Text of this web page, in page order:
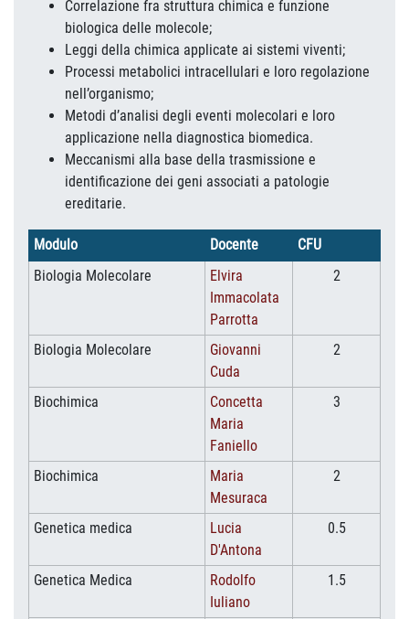
Correlazione fra struttura chimica e funzione
biologica delle molecole;
Leggi della chimica applicate ai sistemi viventi;
Processi metabolici intracellulari e loro regolazione
nell’organismo;
Metodi d’analisi degli eventi molecolari e loro
applicazione nella diagnostica biomedica.
Meccanismi alla base della trasmissione e
identificazione dei geni associati a patologie
ereditarie.
Modulo Docente
CFU
Biologia Molecolare
Elvira
Immacolata
Parrotta
2
Biologia Molecolare
Giovanni
Cuda
2
Biochimica
Concetta
Maria
Faniello
3
Biochimica
Maria
Mesuraca
2
Genetica medica
Lucia
D'Antona
0.5
Genetica Medica
Rodolfo
Iuliano
1.5